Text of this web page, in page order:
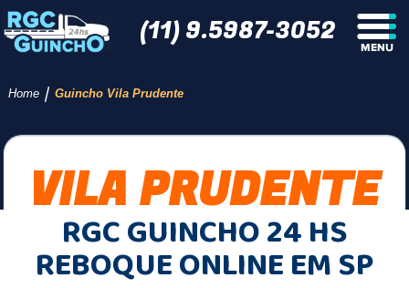
(11) 9.5987-3052
Home / Guincho Vila Prudente
VILA PRUDENTE
RGC GUINCHO 24 HS
REBOQUE ONLINE EM SP